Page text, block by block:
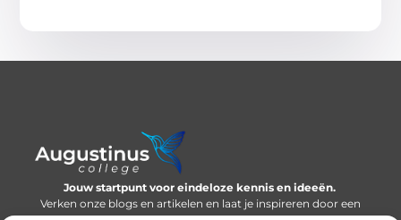
Jouw startpunt voor eindeloze kennis en ideeën.
Verken onze blogs en artikelen en laat je inspireren door een